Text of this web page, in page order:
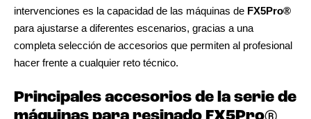
intervenciones es la capacidad de las máquinas de FX5Pro®
para ajustarse a diferentes escenarios, gracias a una
completa selección de accesorios que permiten al profesional
hacer frente a cualquier reto técnico.
Principales accesorios de la serie de